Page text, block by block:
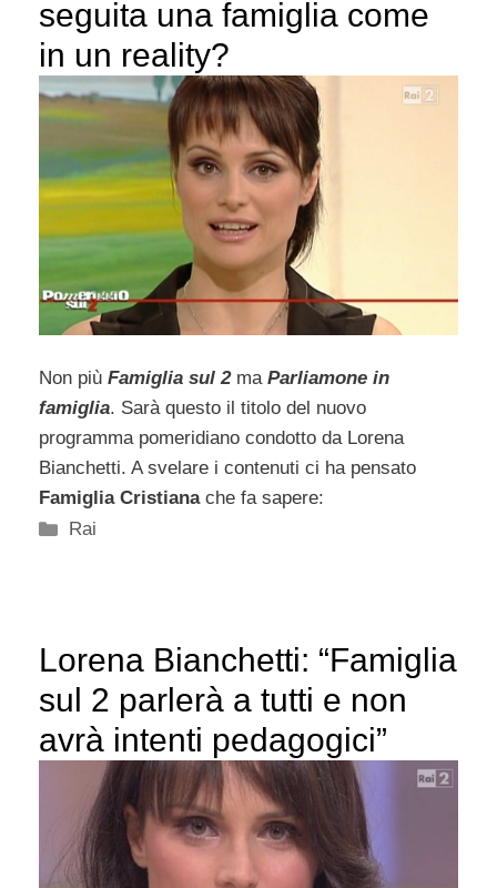
seguita una famiglia come
in un reality?
Non più Famiglia sul 2ma Parliamone in
famiglia. Sarà questo il titolo del nuovo
programma pomeridiano condotto da Lorena
Bianchetti. A svelare i contenuti ci ha pensato
Famiglia Cristianache fa sapere:
Categorie
Rai
Lorena Bianchetti: “Famiglia
sul 2 parlerà a tutti e non
avrà intenti pedagogici”